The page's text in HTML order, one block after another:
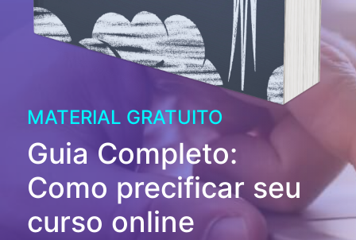
MATERIAL GRATUITO
Guia Completo:
Como precificar seu
curso online